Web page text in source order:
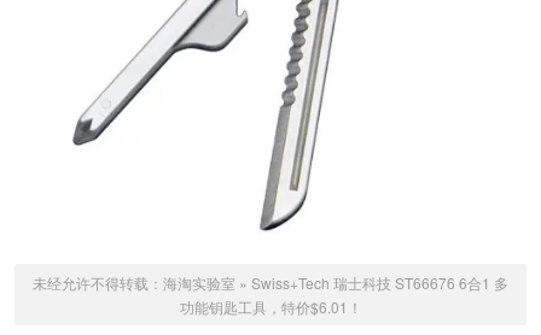
未经允许不得转载： 海淘实验室 » Swiss+Tech 瑞士科技 ST66676 6合1 多
功能钥匙工具，特价$6.01！